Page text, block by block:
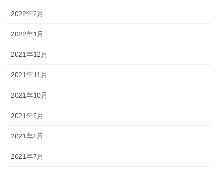
2022年2月
2022年1月
2021年12月
2021年11月
2021年10月
2021年9月
2021年8月
2021年7月